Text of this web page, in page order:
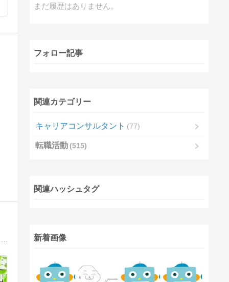
まだ履歴はありません。
フォロー記事
関連カテゴリー
キャリアコンサルタント 77
転職活動 515
関連ハッシュタグ
新着画像